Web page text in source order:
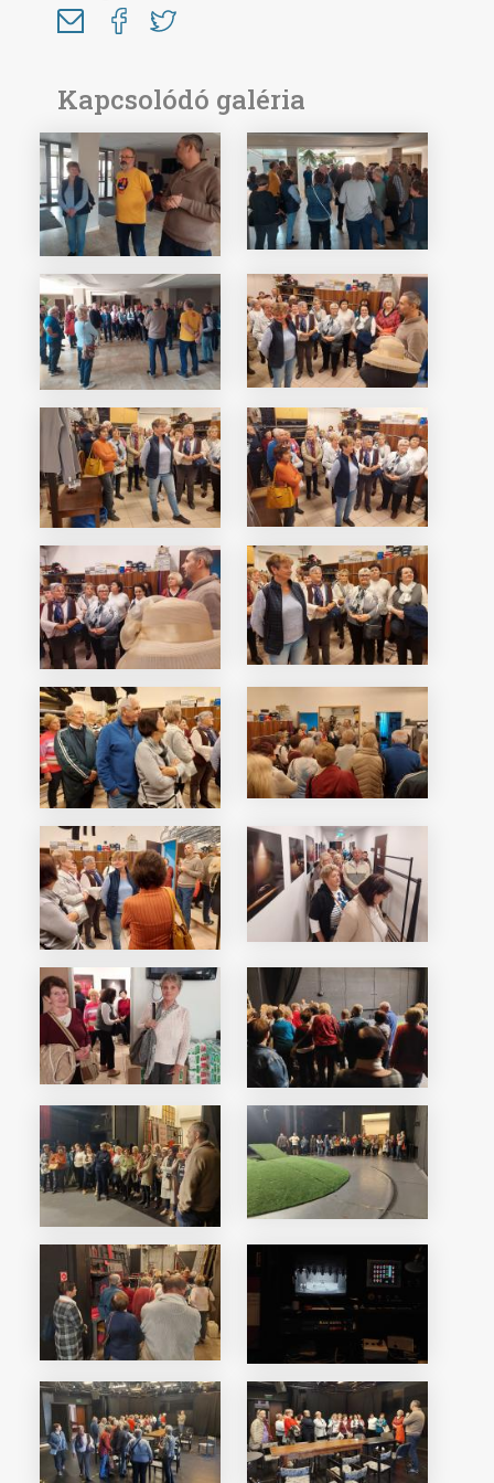
Kapcsolódó galéria